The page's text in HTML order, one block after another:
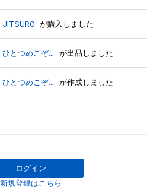
JITSURO が購入しました
ひとつめこぞう が出品しました
ひとつめこぞう が作成しました
ログイン
新規登録はこちら